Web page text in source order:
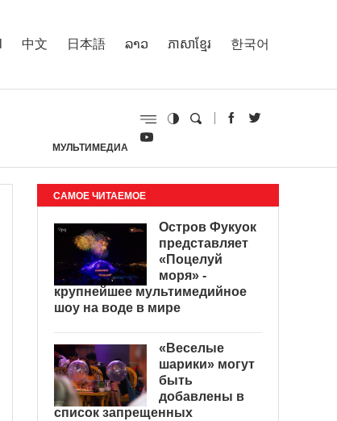
中文 日本語 ລາວ ភាសាខ្មែរ 한국어
МУЛЬТИМЕДИА
САМОЕ ЧИТАЕМОЕ
Остров Фукуок
представляет
«Поцелуй
моря» -
крупнейшее мультимедийное
шоу на воде в мире
«Веселые
шарики» могут
быть
добавлены в
список запрещенных